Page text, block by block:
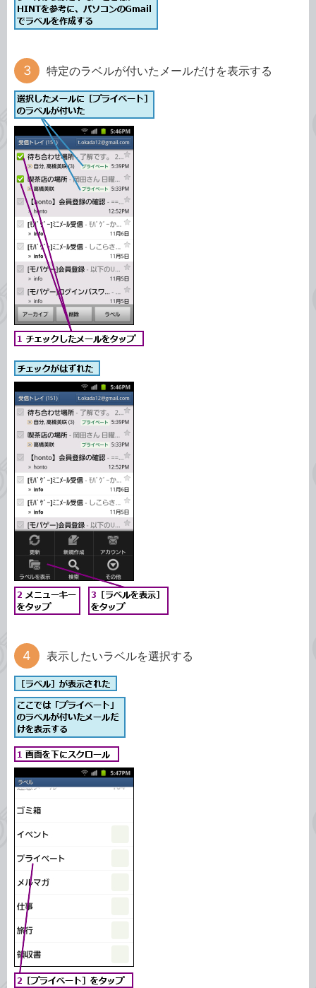
特定のラベルが付いたメールだけを表示する
表示したいラベルを選択する